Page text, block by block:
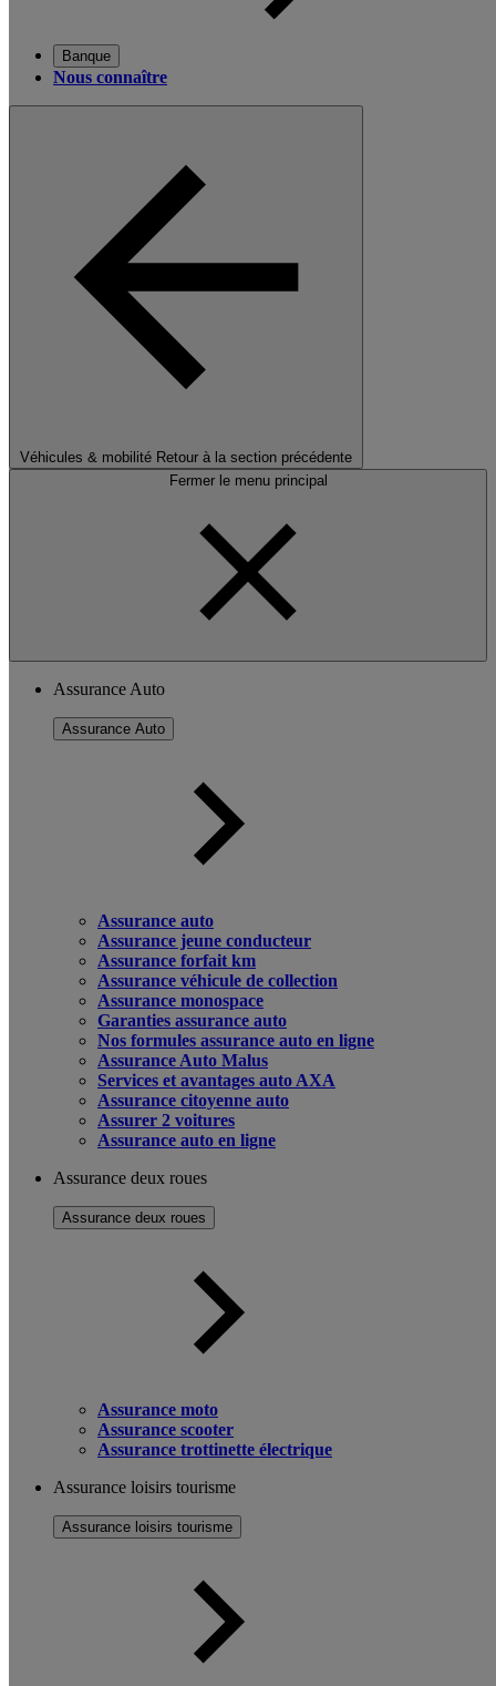
Banque
Nous connaître
Véhicules & mobilité Retour à la section précédente
Fermer le menu principal
Assurance Auto
Assurance Auto
Assurance auto
Assurance jeune conducteur
Assurance forfait km
Assurance véhicule de collection
Assurance monospace
Garanties assurance auto
Nos formules assurance auto en ligne
Assurance Auto Malus
Services et avantages auto AXA
Assurance citoyenne auto
Assurer 2 voitures
Assurance auto en ligne
Assurance deux roues
Assurance deux roues
Assurance moto
Assurance scooter
Assurance trottinette électrique
Assurance loisirs tourisme
Assurance loisirs tourisme